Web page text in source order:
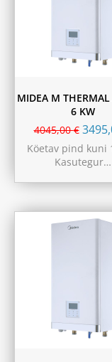
MIDEA M THERMAL
6 KW
4045,00€
Köetav pind kuni
Kasutegur…